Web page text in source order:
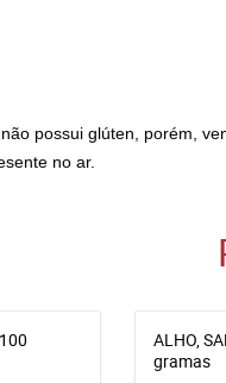
possui glúten, porém,
no ar.
ALHO,
gramas